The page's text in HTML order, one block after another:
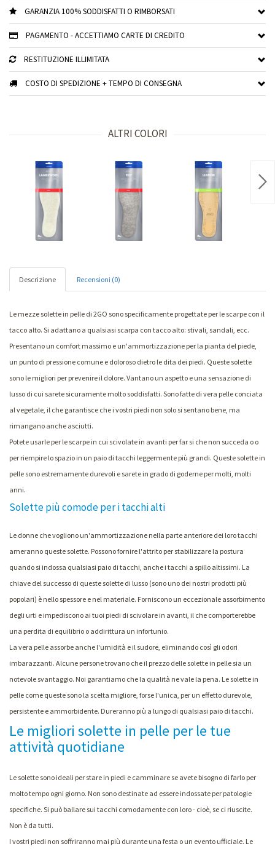
GARANZIA 100% SODDISFATTI O RIMBORSATI
PAGAMENTO - ACCETTIAMO CARTE DI CREDITO
RESTITUZIONE ILLIMITATA
COSTO DI SPEDIZIONE + TEMPO DI CONSEGNA
ALTRI COLORI
Descrizione Recensioni (0)
Le mezze solette in pelle di 2GO sono specificamente progettate per le scarpe con il
tacco alto. Si adattano a qualsiasi scarpa con tacco alto: stivali, sandali, ecc.
Presentano un comfort massimo e un'ammortizzazione per la pianta del piede,
un punto di pressione comune e doloroso dietro le dita dei piedi. Queste solette
sono le migliori per prevenire il dolore. Vantano un aspetto e una sensazione di
lusso di cui sarete sicuramente molto soddisfatti. Sono fatte di vera pelle conciata
al vegetale, il che garantisce che i vostri piedi non solo si sentano bene, ma
rimangano anche asciutti.
Potete usarle per le scarpe in cui scivolate in avanti per far si che non succeda o o
per riempire lo spazio in un paio di tacchi leggermente più grandi. Queste solette in
pelle sono estremamente durevoli e sarete in grado di goderne per molti, molti
anni.
Solette più comode per i tacchi alti
Le donne che vogliono un'ammortizzazione nella parte anteriore dei loro tacchi
ameranno queste solette. Possono fornire l'attrito per stabilizzare la postura
quando si indossa qualsiasi paio di tacchi, anche i tacchi a spillo altissimi. La
chiave del successo di queste solette di lusso (sono uno dei nostri prodotti più
popolari) è nello spessore e nel materiale. Forniscono un eccezionale assorbimento
degli urti e impediscono ai tuoi piedi di scivolare in avanti, il che comporterebbe
una perdita di equilibrio o addirittura un infortunio.
La vera pelle assorbe anche l'umidità e il sudore, eliminando così gli odori
imbarazzanti. Alcune persone trovano che il prezzo delle solette in pelle sia un
notevole svantaggio. Noi garantiamo che la qualità ne vale la pena. Le solette in
pelle come queste sono la scelta migliore, forse l'unica, per un effetto durevole,
persistente e ammorbidente. Dureranno più a lungo di qualsiasi paio di tacchi.
Le migliori solette in pelle per le tue
attività quotidiane
Le solette sono ideali per stare in piedi e camminare se avete bisogno di farlo per
molto tempo ogni giorno. Non sono destinate ad essere indossate per patologie
specifiche. Si può ballare sui tacchi comodamente con loro - cioè, se ci riuscite.
Non è da tutti.
I vostri piedi non soffriranno mai più durante una festa o un evento ufficiale. Le